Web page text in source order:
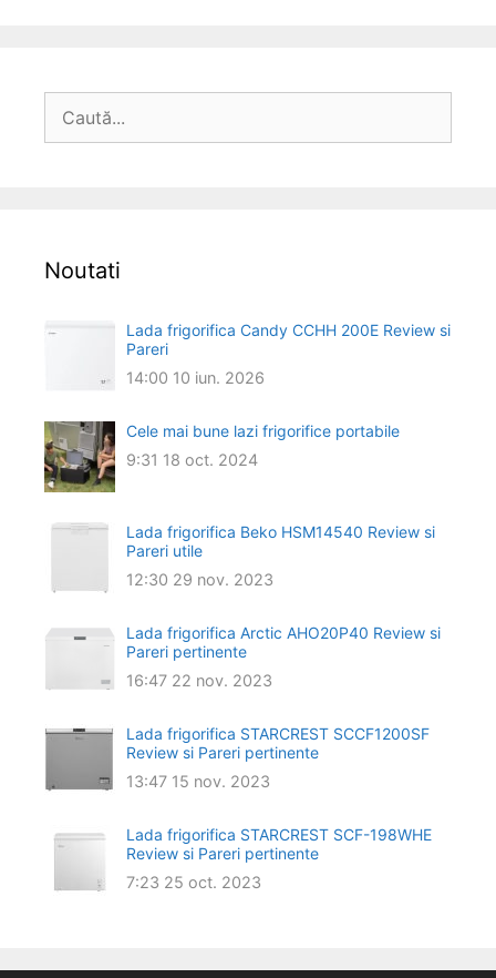
după:
Noutati
Lada frigorifica Candy CCHH 200E Review si
Pareri
14:00 10 iun. 2026
Cele mai bune lazi frigorifice portabile
9:31 18 oct. 2024
Lada frigorifica Beko HSM14540 Review si
Pareri utile
12:30 29 nov. 2023
Lada frigorifica Arctic AHO20P40 Review si
Pareri pertinente
16:47 22 nov. 2023
Lada frigorifica STARCREST SCCF1200SF
Review si Pareri pertinente
13:47 15 nov. 2023
Lada frigorifica STARCREST SCF-198WHE
Review si Pareri pertinente
7:23 25 oct. 2023